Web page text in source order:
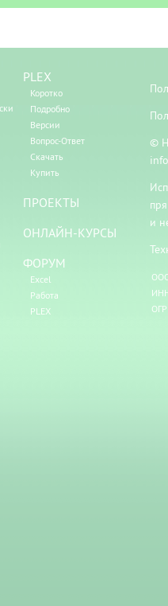
PLEX
Коротко
Подробно
Версии
Вопрос-Ответ
Скачать
Купить
ПРОЕКТЫ
ОНЛАЙН-КУРСЫ
ФОРУМ
Excel
Работа
PLEX
©
и